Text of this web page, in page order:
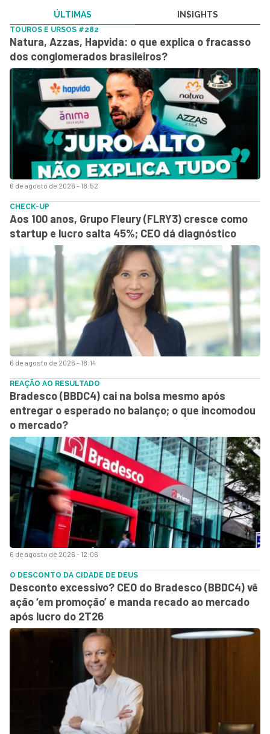
ÚLTIMAS IN$IGHTS
6 de agosto de 2026 - 18:52
TOUROS E URSOS #282
Natura, Azzas, Hapvida: o que explica o fracasso
dos conglomerados brasileiros?
6 de agosto de 2026 - 18:14
CHECK-UP
Aos 100 anos, Grupo Fleury (FLRY3) cresce como
startup e lucro salta 45%; CEO dá diagnóstico
6 de agosto de 2026 - 12:06
REAÇÃO AO RESULTADO
Bradesco (BBDC4) cai na bolsa mesmo após
entregar o esperado no balanço; o que incomodou
o mercado?
O DESCONTO DA CIDADE DE DEUS
Desconto excessivo? CEO do Bradesco (BBDC4) vê
ação ‘em promoção’ e manda recado ao mercado
após lucro do 2T26